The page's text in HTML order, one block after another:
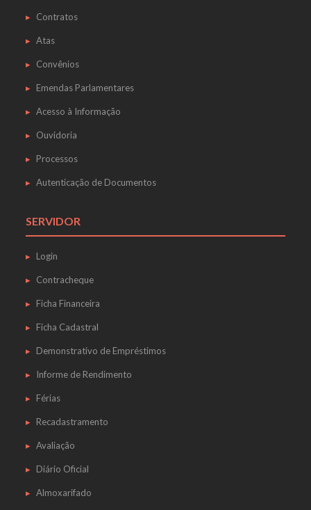
Contratos
Atas
Convênios
Emendas Parlamentares
Acesso à Informação
Ouvidoria
Processos
Autenticação de Documentos
SERVIDOR
Login
Contracheque
Ficha Financeira
Ficha Cadastral
Demonstrativo de Empréstimos
Informe de Rendimento
Férias
Recadastramento
Avaliação
Diário Oficial
Almoxarifado